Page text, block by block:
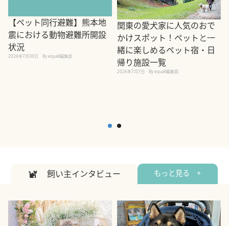
【ペット同行避難】熊本地
震における動物避難所開設
状況
2026年7月30日 By equall編集部
関東の愛犬家に人気のおで
かけスポット！ペットと一
緒に楽しめるペット宿・日
帰り施設一覧
2026年7月7日 By equall編集部
飼い主インタビュー もっと見る +